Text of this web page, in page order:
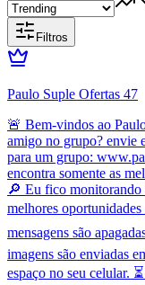
Filtros
Paulo Suple Ofertas 47
🚨 Bem-vindos ao
amigo no grupo? envie
para um grupo:
encontra somente as
🔎 Eu fico monitorando
melhores
mensagens são
imagens são enviadas
espaço no seu celular.